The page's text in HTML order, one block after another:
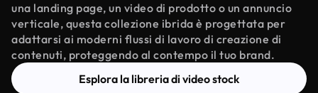
una landing page, un video di prodotto o un annuncio
verticale, questa collezione ibrida è progettata per
adattarsi ai moderni flussi di lavoro di creazione di
contenuti, proteggendo al contempo il tuo brand.
Esplora la libreria di video stock